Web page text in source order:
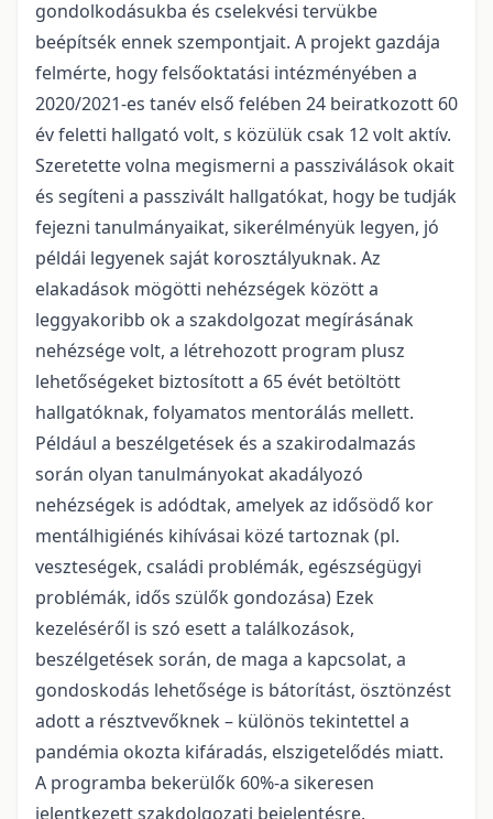
gondolkodásukba és cselekvési tervükbe
beépítsék ennek szempontjait. A projekt gazdája
felmérte, hogy felsőoktatási intézményében a
2020/2021-es tanév első felében 24 beiratkozott 60
év feletti hallgató volt, s közülük csak 12 volt aktív.
Szeretette volna megismerni a passziválások okait
és segíteni a passzivált hallgatókat, hogy be tudják
fejezni tanulmányaikat, sikerélményük legyen, jó
példái legyenek saját korosztályuknak. Az
elakadások mögötti nehézségek között a
leggyakoribb ok a szakdolgozat megírásának
nehézsége volt, a létrehozott program plusz
lehetőségeket biztosított a 65 évét betöltött
hallgatóknak, folyamatos mentorálás mellett.
Például a beszélgetések és a szakirodalmazás
során olyan tanulmányokat akadályozó
nehézségek is adódtak, amelyek az idősödő kor
mentálhigiénés kihívásai közé tartoznak (pl.
veszteségek, családi problémák, egészségügyi
problémák, idős szülők gondozása) Ezek
kezeléséről is szó esett a találkozások,
beszélgetések során, de maga a kapcsolat, a
gondoskodás lehetősége is bátorítást, ösztönzést
adott a résztvevőknek – különös tekintettel a
pandémia okozta kifáradás, elszigetelődés miatt.
A programba bekerülők 60%-a sikeresen
jelentkezett szakdolgozati bejelentésre.